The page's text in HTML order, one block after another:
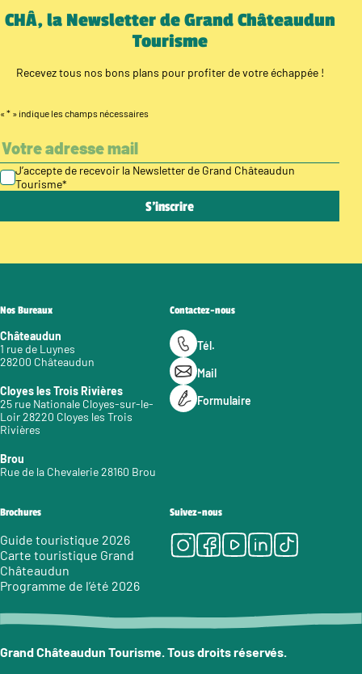
CHÂ, la Newsletter de Grand Châteaudun
Tourisme
Recevez tous nos bons plans pour profiter de votre échappée !
« * » indique les champs nécessaires
J’accepte de recevoir la Newsletter de Grand Châteaudun
Tourisme*
Nos Bureaux
Châteaudun
1 rue de Luynes
28200 Châteaudun
Cloyes les Trois Rivières
25 rue Nationale Cloyes-sur-le-
Loir 28220 Cloyes les Trois
Rivières
Brou
Rue de la Chevalerie 28160 Brou
Contactez-nous
Tél.
Mail
Formulaire
Brochures
Guide touristique 2026
Carte touristique Grand
Châteaudun
Programme de l’été 2026
Suivez-nous
Instagram
Facebook
Youtube
LinkedIn
Tiktok
Grand Châteaudun Tourisme. Tous droits réservés.